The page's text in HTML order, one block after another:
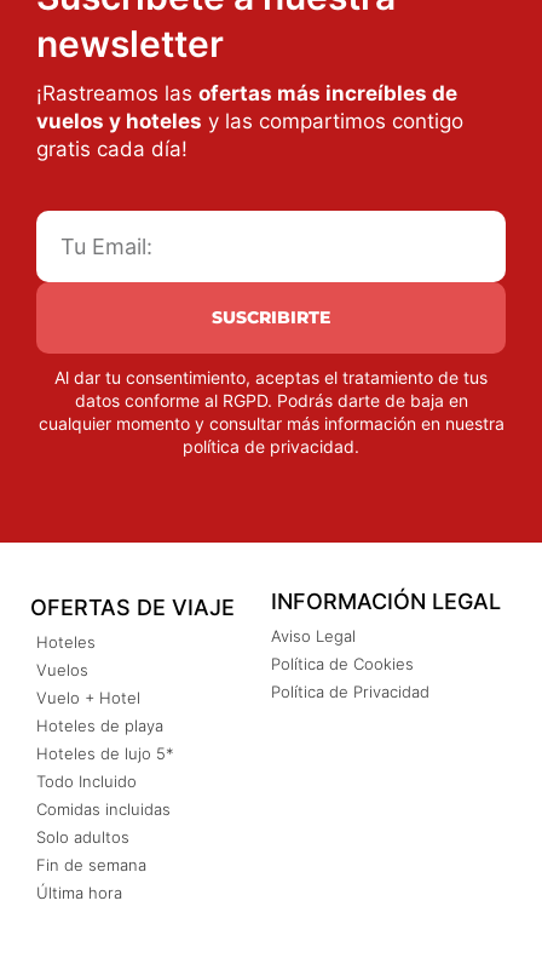
newsletter
¡Rastreamos las ofertas más increíbles de
vuelos y hoteles y las compartimos contigo
gratis cada día!
SUSCRIBIRTE
Al dar tu consentimiento, aceptas el tratamiento de tus
datos conforme al RGPD. Podrás darte de baja en
cualquier momento y consultar más información en nuestra
política de privacidad.
OFERTAS DE VIAJE
Hoteles
Vuelos
Vuelo + Hotel
Hoteles de playa
Hoteles de lujo 5*
Todo Incluido
Comidas incluidas
Solo adultos
Fin de semana
Última hora
INFORMACIÓN LEGAL
Aviso Legal
Política de Cookies
Política de Privacidad